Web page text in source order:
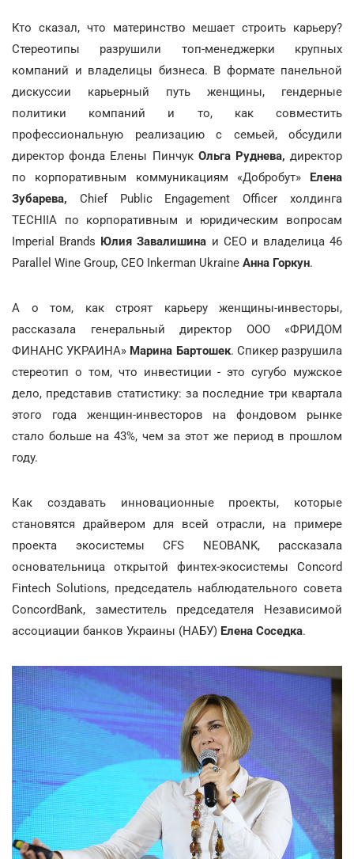
Кто сказал, что материнство мешает строить карьеру?
Стереотипы разрушили топ-менеджерки крупных
компаний и владелицы бизнеса. В формате панельной
дискуссии карьерный путь женщины, гендерные
политики компаний и то, как совместить
профессиональную реализацию с семьей, обсудили
директор фонда Елены Пинчук Ольга Руднева, директор
по корпоративным коммуникациям «Добробут» Елена
Зубарева, Chief Public Engagement Officer холдинга
TECHIIA по корпоративным и юридическим вопросам
Imperial Brands Юлия Завалишина и СЕО и владелица 46
Parallel Wine Group, СЕО Inkerman Ukraine Анна Горкун.
А о том, как строят карьеру женщины-инвесторы,
рассказала генеральный директор ООО «ФРИДОМ
ФИНАНС УКРАИНА» Марина Бартошек. Спикер разрушила
стереотип о том, что инвестиции - это сугубо мужское
дело, представив статистику: за последние три квартала
этого года женщин-инвесторов на фондовом рынке
стало больше на 43%, чем за этот же период в прошлом
году.
Как создавать инновационные проекты, которые
становятся драйвером для всей отрасли, на примере
проекта экосистемы CFS NEOBANK, рассказала
основательница открытой финтех-экосистемы Concord
Fintech Solutions, председатель наблюдательного совета
ConcordBank, заместитель председателя Независимой
ассоциации банков Украины (НАБУ) Елена Соседка.